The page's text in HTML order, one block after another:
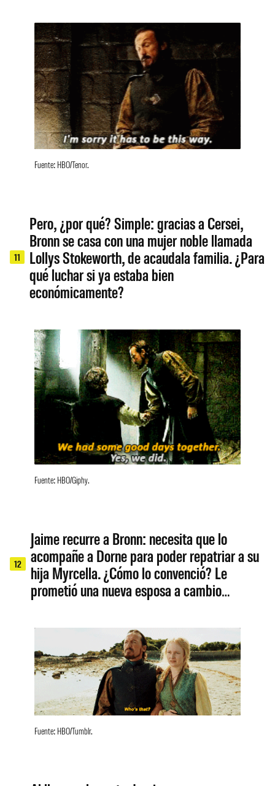
Fuente: HBO/Tenor.
11
Pero, ¿por qué? Simple: gracias a Cersei,
Bronn se casa con una mujer noble llamada
Lollys Stokeworth, de acaudala familia. ¿Para
qué luchar si ya estaba bien
económicamente?
Fuente: HBO/Giphy.
12
Jaime recurre a Bronn: necesita que lo
acompañe a Dorne para poder repatriar a su
hija Myrcella. ¿Cómo lo convenció? Le
prometió una nueva esposa a cambio…
Fuente: HBO/Tumblr.